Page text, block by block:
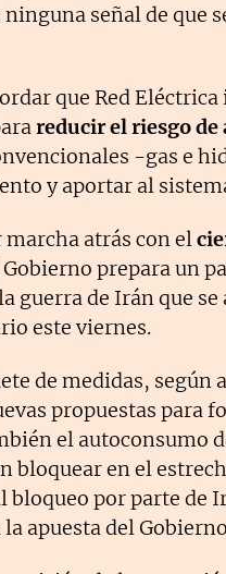
señal de que
que Red
reducir el riesgo de
-gas e
y aportar al
marcha atrás con el
prepara un
guerra de Irán que
este viernes.
de medidas, según
propuestas para
el autoconsumo
bloquear en el
bloqueo por parte de
la apuesta del